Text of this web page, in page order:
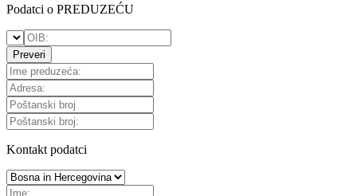
Podatci o PREDUZEĆU
Preveri
Kontakt podatci